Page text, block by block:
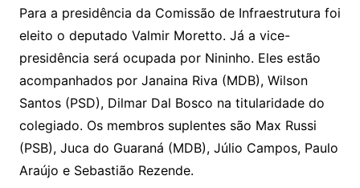
Para a presidência da Comissão de Infraestrutura foi
eleito o deputado Valmir Moretto. Já a vice-
presidência será ocupada por Nininho. Eles estão
acompanhados por Janaina Riva (MDB), Wilson
Santos (PSD), Dilmar Dal Bosco na titularidade do
colegiado. Os membros suplentes são Max Russi
(PSB), Juca do Guaraná (MDB), Júlio Campos, Paulo
Araújo e Sebastião Rezende.